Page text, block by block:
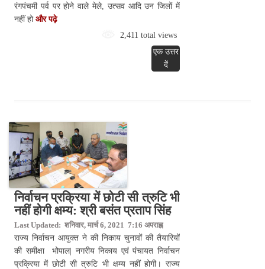
रंगपंचमी पर्व पर होने वाले मेले, उत्सव आदि उन जिलों में
नहीं हो और पढ़े
2,411 total views
एक उत्तर
दें
निर्वाचन प्रक्रिया में छोटी सी त्रुटि भी
नहीं होगी क्षम्य: श्री बसंत प्रताप सिंह
Last Updated: शनिवार, मार्च 6, 2021 7:16 अपराह्न
राज्य निर्वाचन आयुक्त ने की निकाय चुनावों की तैयारियों
की समीक्षा भोपाल| नगरीय निकाय एवं पंचायत निर्वाचन
प्रक्रिया में छोटी सी त्रुटि भी क्षम्य नहीं होगी। राज्य